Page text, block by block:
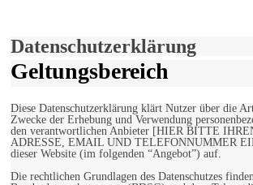
Datenschutzerklärung
Geltungsbereich
Diese Datenschutzerklärung klärt Nutzer über die
Zwecke der Erhebung und Verwendung
den verantwortlichen Anbieter [HIER BITTE
ADRESSE, EMAIL UND TELEFONNUMMER
dieser Website (im folgenden “Angebot”) auf.
Die rechtlichen Grundlagen des Datenschutzes